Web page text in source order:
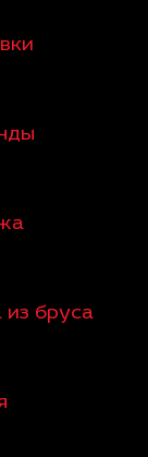
из бруса